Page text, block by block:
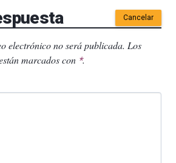
Cancelar
electrónico no será publicada. Los
marcados con *.